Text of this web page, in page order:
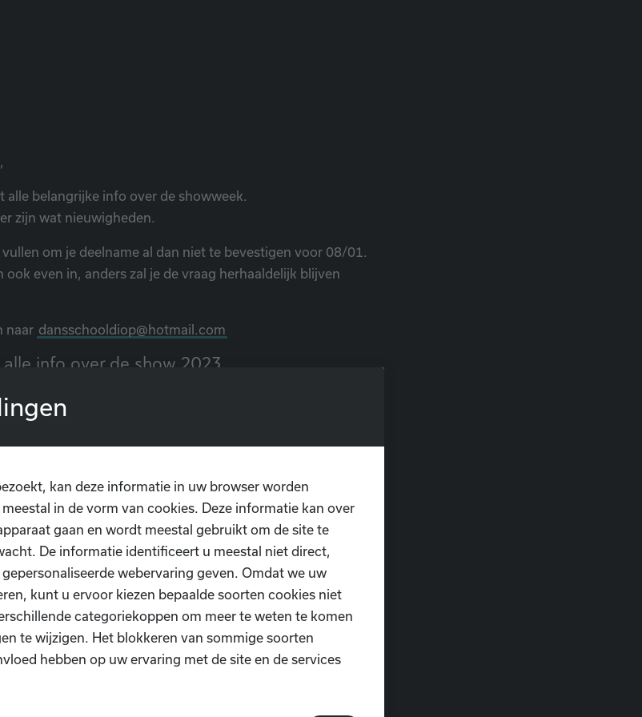
alle belangrijke info over de showweek.
zijn wat nieuwigheden.
vullen om je deelname al dan niet te bevestigen voor 08/01.
even in, anders zal je de vraag herhaaldelijk blijven
naar dansschooldiop@hotmail.com
info over de show 2023
kan deze informatie in uw browser worden
in de vorm van cookies. Deze informatie kan over
gaan en wordt meestal gebruikt om de site te
De informatie identificeert u meestal niet direct,
webervaring geven. Omdat we uw
kunt u ervoor kiezen bepaalde soorten cookies niet
categoriekoppen om meer te weten te komen
te wijzigen. Het blokkeren van sommige soorten
hebben op uw ervaring met de site en de services